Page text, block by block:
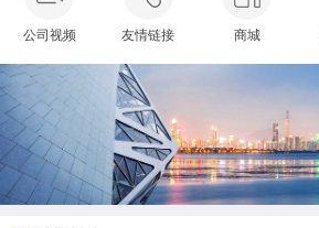
公司视频 友情链接 商城